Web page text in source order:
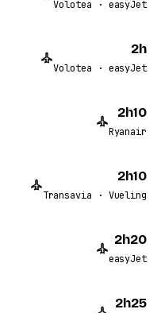
Volotea · easyJet
2h
Volotea · easyJet
2h10
Ryanair
2h10
Transavia · Vueling
2h20
easyJet
2h25